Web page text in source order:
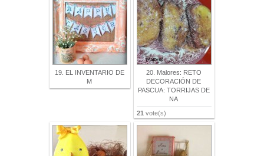
19. EL INVENTARIO DE
M
20. Malores: RETO
DECORACIÓN DE
PASCUA: TORRIJAS DE
NA
21 vote(s)